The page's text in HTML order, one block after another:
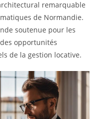
remarquable
de Normandie.
soutenue pour les
opportunités
de la gestion locative.